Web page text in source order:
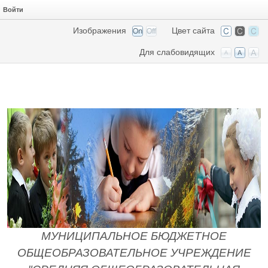
Войти
Цвет сайта
Изображения
Для слабовидящих
МУНИЦИПАЛЬНОЕ БЮДЖЕТНОЕ
ОБЩЕОБРАЗОВАТЕЛЬНОЕ УЧРЕЖДЕНИЕ